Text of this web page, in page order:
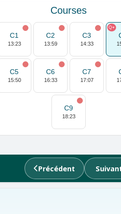
Courses
C1
13:23
C2
13:59
C3
14:33
Q+
C5
15:50
C6
16:33
C7
17:07
C9
18:23
Précédent